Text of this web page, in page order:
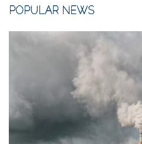
POPULAR NEWS